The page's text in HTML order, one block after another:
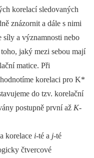
korelací sledovaných
znázornit a dále s nimi
a významnosti nebo
jaký mezi sebou mají
matice. Při
korelaci pro K*
do tzv. korelační
postupně první až K-
korelace i-té a j-té
čtvercové